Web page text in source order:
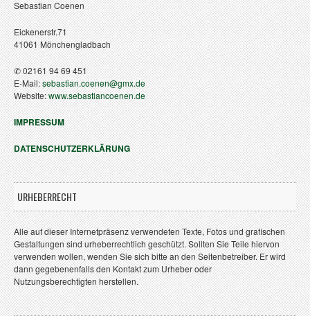
Sebastian Coenen
Eickenerstr.71
41061 Mönchengladbach
✆ 02161 94 69 451
E-Mail:sebastian.coenen@gmx.de
Website:www.sebastiancoenen.de
IMPRESSUM
DATENSCHUTZERKLÄRUNG
URHEBERRECHT
Alle auf dieser Internetpräsenz verwendeten Texte, Fotos und grafischen
Gestaltungen sind urheberrechtlich geschützt. Sollten Sie Teile hiervon
verwenden wollen, wenden Sie sich bitte an den Seitenbetreiber. Er wird
dann gegebenenfalls den Kontakt zum Urheber oder
Nutzungsberechtigten herstellen.